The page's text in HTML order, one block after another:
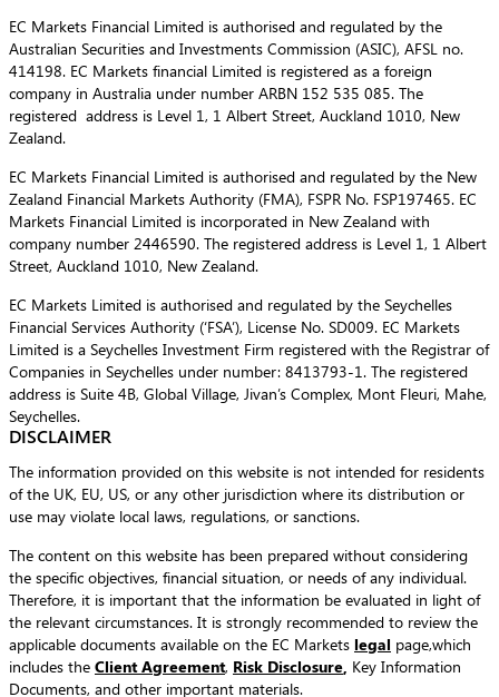
EC Markets Financial Limited is authorised and regulated by the
Australian Securities and Investments Commission (ASIC), AFSL no.
414198. EC Markets financial Limited is registered as a foreign
company in Australia under number ARBN 152 535 085. The
registered address is Level 1, 1 Albert Street, Auckland 1010, New
Zealand.
EC Markets Financial Limited is authorised and regulated by the New
Zealand Financial Markets Authority (FMA), FSPR No. FSP197465. EC
Markets Financial Limited is incorporated in New Zealand with
company number 2446590. The registered address is Level 1, 1 Albert
Street, Auckland 1010, New Zealand.
EC Markets Limited is authorised and regulated by the Seychelles
Financial Services Authority (‘FSA’), License No. SD009. EC Markets
Limited is a Seychelles Investment Firm registered with the Registrar of
Companies in Seychelles under number: 8413793-1. The registered
address is Suite 4B, Global Village, Jivan’s Complex, Mont Fleuri, Mahe,
Seychelles.
DISCLAIMER
The information provided on this website is not intended for residents
of the UK, EU, US, or any other jurisdiction where its distribution or
use may violate local laws, regulations, or sanctions.
The content on this website has been prepared without considering
the specific objectives, financial situation, or needs of any individual.
Therefore, it is important that the information be evaluated in light of
the relevant circumstances. It is strongly recommended to review the
applicable documents available on the EC Markets legal page,which
includes the Client Agreement, Risk Disclosure, Key Information
Documents, and other important materials.